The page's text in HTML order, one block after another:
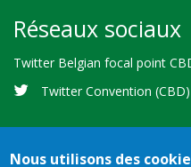
Réseaux sociaux
Twitter Belgian focal point
Twitter Convention (CBD)
Nous utilisons des